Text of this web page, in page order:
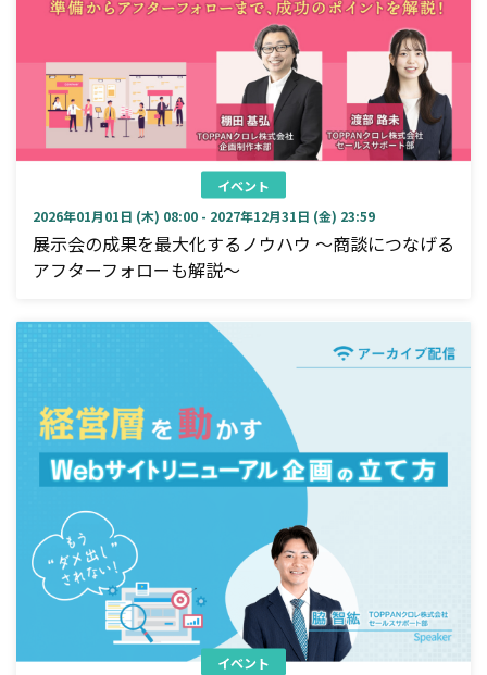
イベント
2026年01月01日 (木) 08:00 - 2027年12月31日 (金) 23:59
展示会の成果を最大化するノウハウ ～商談につなげる
アフターフォローも解説～
イベント